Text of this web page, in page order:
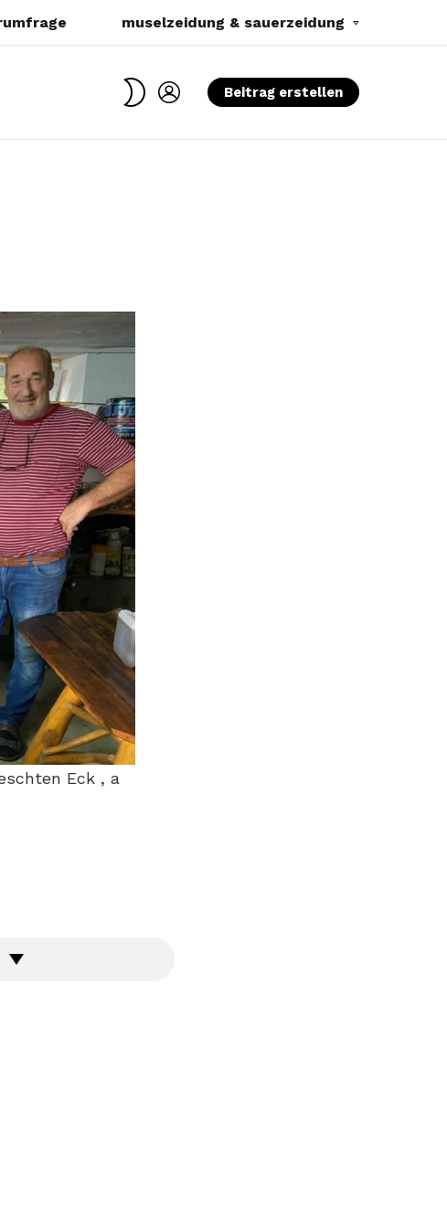
muselzeidung & sauerzeidung
SKIN
LOGIN
Beitrag erstellen
Eck , a